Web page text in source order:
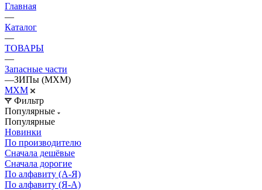
Главная
—
Каталог
—
ТОВАРЫ
—
Запасные части
—ЗИПы (МХМ)
МХМ
Фильтр
Популярные
Популярные
Новинки
По производителю
Сначала дешёвые
Сначала дорогие
По алфавиту (А-Я)
По алфавиту (Я-А)